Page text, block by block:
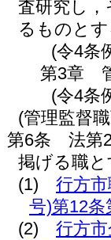
査研究し
るものと
(令4条
第3章
(令4条
(管理監督
第6条
法第
掲げる職
(1)
行方
号)第12条
(2)
行方